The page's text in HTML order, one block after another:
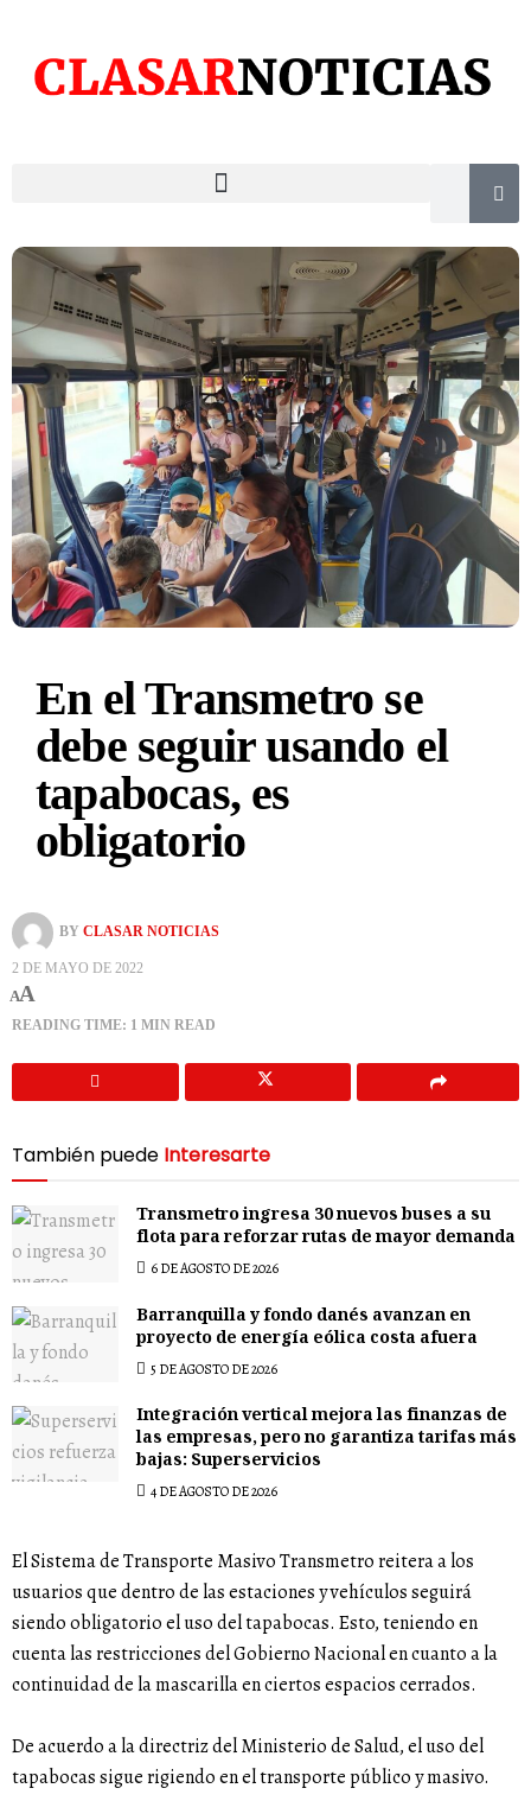
En el Transmetro se
debe seguir usando el
tapabocas, es
obligatorio
BY CLASAR NOTICIAS
2 DE MAYO DE 2022
AA
READING TIME: 1 MIN READ
También puede Interesarte
Transmetro ingresa 30 nuevos buses a su
flota para reforzar rutas de mayor demanda
6 DE AGOSTO DE 2026
Barranquilla y fondo danés avanzan en
proyecto de energía eólica costa afuera
5 DE AGOSTO DE 2026
Integración vertical mejora las finanzas de
las empresas, pero no garantiza tarifas más
bajas: Superservicios
4 DE AGOSTO DE 2026
El Sistema de Transporte Masivo Transmetro reitera a los
usuarios que dentro de las estaciones y vehículos seguirá
siendo obligatorio el uso del tapabocas. Esto, teniendo en
cuenta las restricciones del Gobierno Nacional en cuanto a la
continuidad de la mascarilla en ciertos espacios cerrados.
De acuerdo a la directriz del Ministerio de Salud, el uso del
tapabocas sigue rigiendo en el transporte público y masivo.